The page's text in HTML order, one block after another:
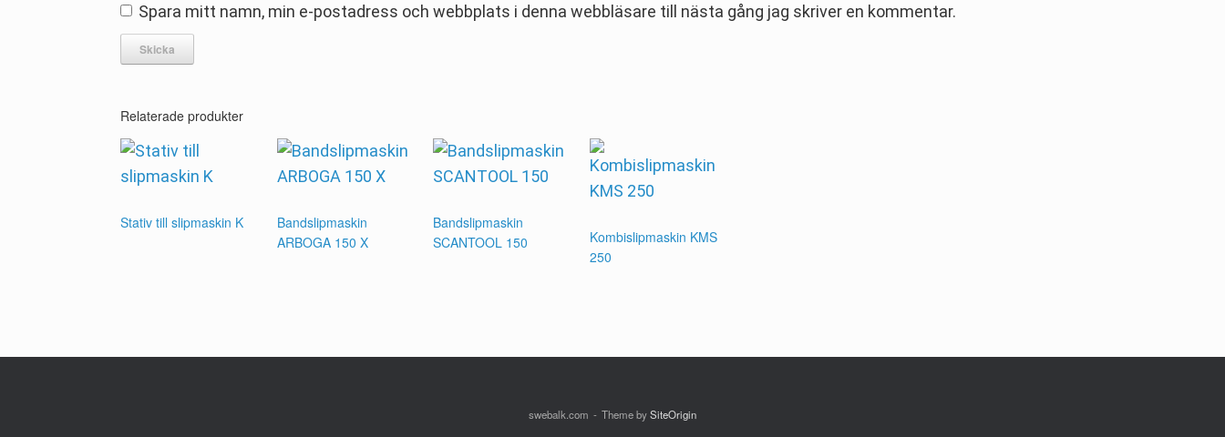
Spara mitt namn, min e-postadress och webbplats i denna webbläsare till nästa gång jag skriver en kommentar.
Relaterade produkter
Stativ till slipmaskin K
Bandslipmaskin
ARBOGA 150 X
Bandslipmaskin
SCANTOOL 150
Kombislipmaskin KMS
250
swebalk.com Theme bySiteOrigin